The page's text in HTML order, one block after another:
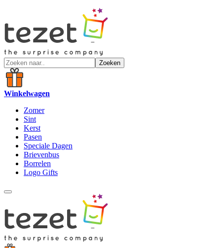
Zoeken
Winkelwagen
Zomer
Sint
Kerst
Pasen
Speciale Dagen
Brievenbus
Borrelen
Logo Gifts